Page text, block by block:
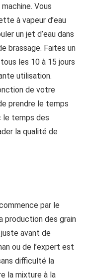
Vous
à vapeur d’eau
un jet d’eau dans
brassage. Faites un
tous les 10 à 15 jours
utilisation.
de votre
prendre le temps
le temps des
la qualité de
par le
production des grain
avant de
ou de l’expert est
difficulté la
la mixture à la